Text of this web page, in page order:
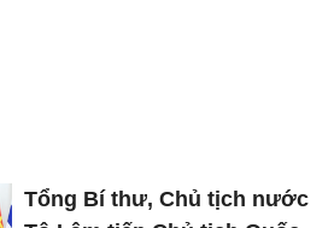
Tổng Bí thư, Chủ tịch nước